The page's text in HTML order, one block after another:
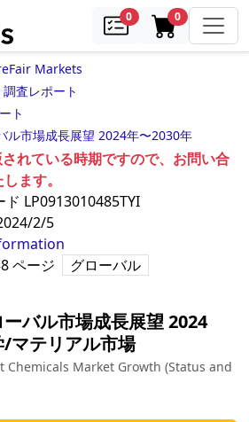
0samples0in cart
Markets
査レポート
ト
ル市場成長展望 2024年〜2030年
れている時期ですので、お問い合
ます。
ド LP0913010485TYI
2/5
ページ グローバル
バル市場成長展望 2024
/マテリアル市場
Chemicals Market Growth (Status and